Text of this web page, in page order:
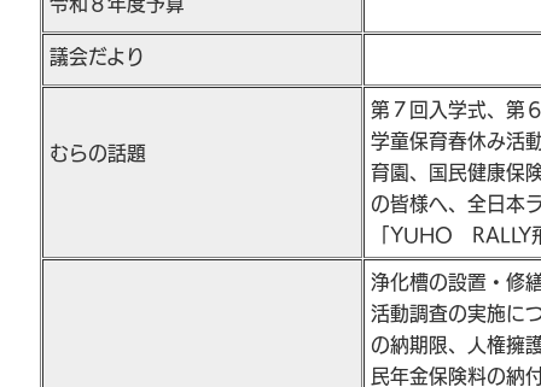
議会だより
むらの話題
第７回入学式、第
学童保育春休み活
育園、国民健康保
の皆様へ、全日本
「YUHO RALLY
浄化槽の設置・修
活動調査の実施に
の納期限、人権擁
民年金保険料の納